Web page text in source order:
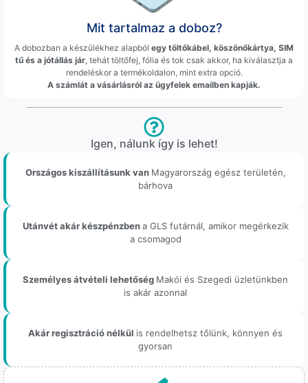
Mit tartalmaz a doboz?
A dobozban a készülékhez alapból egy töltőkábel, köszönőkártya, SIM
tű és a jótállás jár , tehát töltőfej, fólia és tok csak akkor, ha kiválasztja a
rendeléskor a termékoldalon, mint extra opció.
A számlát a vásárlásról az ügyfelek emailben kapják.
Igen, nálunk így is lehet!
Országos kiszállításunk van Magyarország egész területén,
bárhova
Utánvét akár készpénzbena GLS futárnál, amikor megérkezik
a csomagod
Személyes átvételi lehetőség Makói és Szegedi üzletünkben
is akár azonnal
Akár regisztráció nélkül is rendelhetsz tőlünk, könnyen és
gyorsan